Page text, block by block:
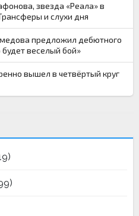
звезда «Реала» в
и слухи дня
предложил дебютного
будет веселый бой»
вышел в четвёртый круг